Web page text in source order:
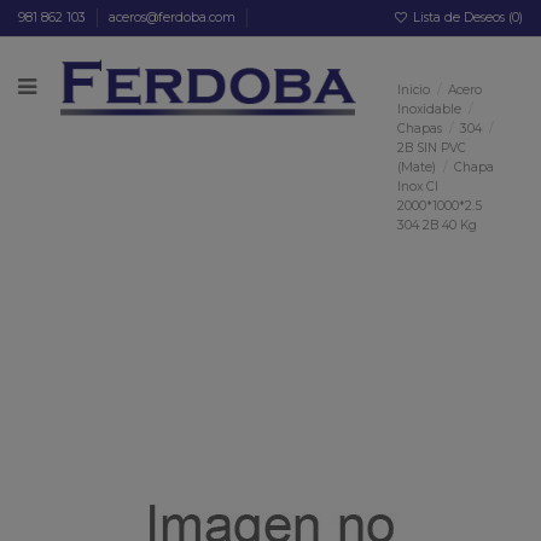
981 862 103 aceros@ferdoba.com Lista de Deseos (0)
Inicio
Acero
Inoxidable
Chapas
304
2B SIN PVC
(Mate)
Chapa
Inox CI
2000*1000*2.5
304 2B 40 Kg